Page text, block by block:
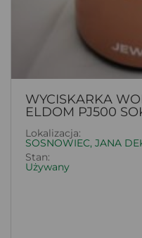
WYCISKARKA
ELDOM PJ500
Lokalizacja:
SOSNOWIEC, JANA
Stan:
Używany